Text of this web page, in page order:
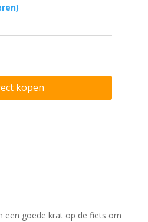
kopen
een goede krat op de fiets om